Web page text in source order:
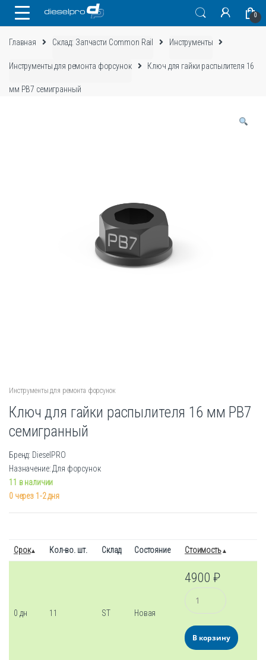
0
Главная Склад: Запчасти Common Rail Инструменты
Инструменты для ремонта форсунок Ключ для гайки распылителя 16
мм PB7 семигранный
Инструменты для ремонта форсунок
Ключ для гайки распылителя 16 мм PB7
семигранный
Бренд: DieselPRO
Назначение: Для форсунок
11 в наличии
0 через 1-2 дня
Срок Кол-во. шт. Склад Состояние Стоимость
0 дн 11 ST Новая
4900₽
Количество
В корзину